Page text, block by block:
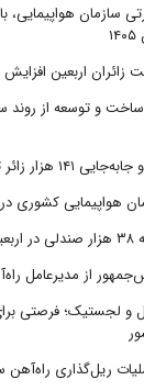
سازمان هواپیمایی،
زائران اربعین
و توسعه از روند
هواپیمایی کشوری
از مدیرعامل
و لجستیک؛ فرصتی
ریل‌گذاری راه‌آهن